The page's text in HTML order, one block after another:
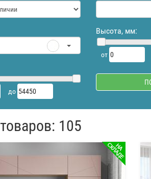
Высота, мм:
от
до
105